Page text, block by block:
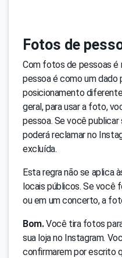
Fotos de
Com fotos de pessoas é
pessoa é como um dado
posicionamento
geral, para usar a foto,
pessoa. Se você publicar
poderá reclamar no
excluída.
Esta regra não se aplica
locais públicos. Se você
ou em um concerto, a
Bom.Você tira fotos
sua loja no Instagram.
confirmarem por escrito